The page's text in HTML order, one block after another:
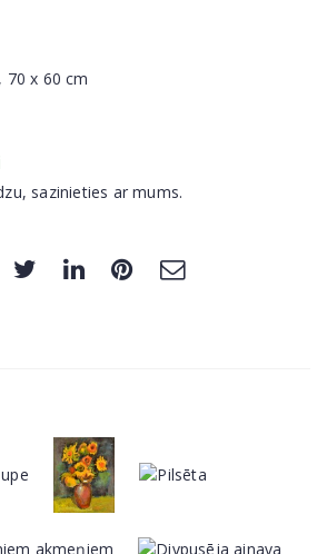
70 x 60 cm
sazinieties ar mums.